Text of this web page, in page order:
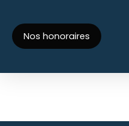
Nos honoraires